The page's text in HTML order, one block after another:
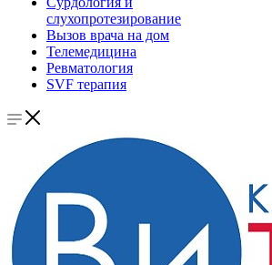
слухопротезирование
Вызов врача на дом
Телемедицина
Ревматология
SVF терапия